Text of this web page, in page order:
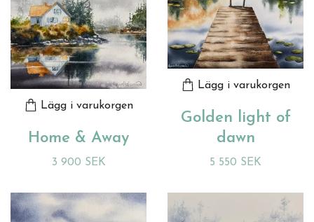
Lägg i varukorgen
Home & Away
3 900 SEK
Lägg i varukorgen
Golden light of
dawn
5 550 SEK